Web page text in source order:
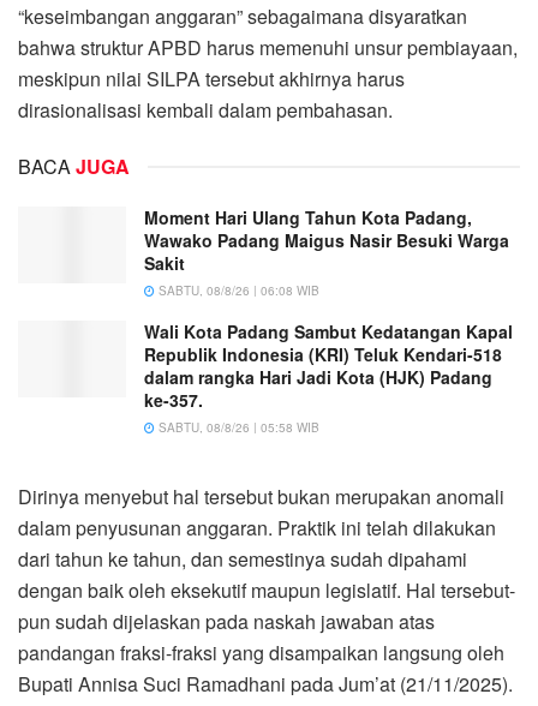
“keseimbangan anggaran” sebagaimana disyaratkan
bahwa struktur APBD harus memenuhi unsur pembiayaan,
meskipun nilai SILPA tersebut akhirnya harus
dirasionalisasi kembali dalam pembahasan.
BACAJUGA
Moment Hari Ulang Tahun Kota Padang,
Wawako Padang Maigus Nasir Besuki Warga
Sakit
SABTU, 08/8/26 | 06:08 WIB
Wali Kota Padang Sambut Kedatangan Kapal
Republik Indonesia (KRI) Teluk Kendari-518
dalam rangka Hari Jadi Kota (HJK) Padang
ke-357.
SABTU, 08/8/26 | 05:58 WIB
Dirinya menyebut hal tersebut bukan merupakan anomali
dalam penyusunan anggaran. Praktik ini telah dilakukan
dari tahun ke tahun, dan semestinya sudah dipahami
dengan baik oleh eksekutif maupun legislatif. Hal tersebut-
pun sudah dijelaskan pada naskah jawaban atas
pandangan fraksi-fraksi yang disampaikan langsung oleh
Bupati Annisa Suci Ramadhani pada Jum’at (21/11/2025).